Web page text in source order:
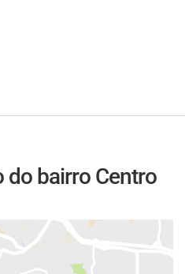
do bairro Centro